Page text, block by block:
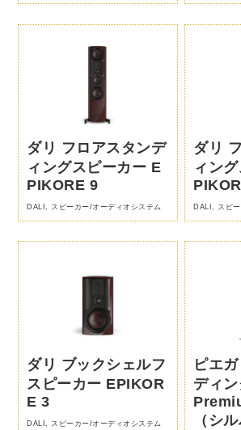
ダリ フロアスタンデ
ィングスピーカー E
PIKORE 9
DALI スピーカー/オーディオシステム
ダリ
ィン
DALI スピ
ダリ ブックシェルフ
スピーカー EPIKOR
E 3
DALI, スピーカー/オーディオシステム
ピエ
ディ
（シ